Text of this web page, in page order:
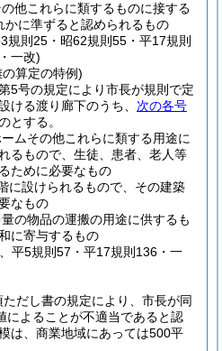
他これらに類するものに接する
かに準ずると認められるもの
規則25・昭62規則55・平17規則
一改)
算定の特例)
5号の規定により市長が規則で定
ける渡り廊下のうち、 次の各号
とする。
ムその他これらに類する用途に
るもので、生徒、患者、老人等
ために必要なもの
に設けられるもので、その建築
なもの
の物品の運搬の用途に供するも
に寄与するもの
平5規則57・平17規則136・一
だし書の規定により、市長が同
によることが不適当であると認
は、商業地域にあっては500平